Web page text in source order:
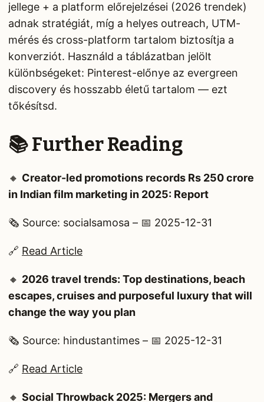
jellege + a platform előrejelzései (2026 trendek)
adnak stratégiát, míg a helyes outreach, UTM-
mérés és cross-platform tartalom biztosítja a
konverziót. Használd a táblázatban jelölt
különbségeket: Pinterest-előnye az evergreen
discovery és hosszabb életű tartalom — ezt
tőkésítsd.
📚 Further Reading
🔸 Creator-led promotions records Rs 250 crore
in Indian film marketing in 2025: Report
🗞️ Source: socialsamosa – 📅 2025-12-31
🔗 Read Article
🔸 2026 travel trends: Top destinations, beach
escapes, cruises and purposeful luxury that will
change the way you plan
🗞️ Source: hindustantimes – 📅 2025-12-31
🔗 Read Article
🔸 Social Throwback 2025: Mergers and